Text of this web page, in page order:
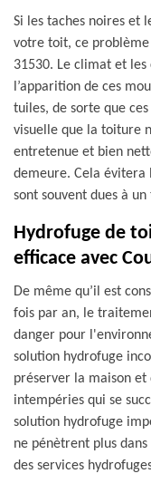
Si les taches noires et
votre toit, ce
31530. Le climat et
l’apparition de ces
tuiles, de sorte que
visuelle que la toiture
entretenue et bien
demeure. Cela évitera
sont souvent dues à
Hydrofuge de
efficace avec
De même qu’il est
fois par an, le
danger pour
solution hydrofuge
préserver la maison
intempéries qui se
solution hydrofuge
ne pénètrent plus
des services